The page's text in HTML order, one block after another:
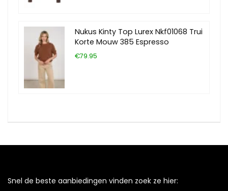
Nukus Kinty Top Lurex Nkf01068 Trui
Korte Mouw 385 Espresso
€79.95
Snel de beste aanbiedingen vinden zoek ze hier: